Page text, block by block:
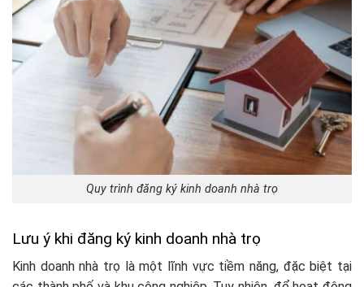
Quy trình đăng ký kinh doanh nhà trọ
Lưu ý khi đăng ký kinh doanh nhà trọ
Kinh doanh nhà trọ là một lĩnh vực tiềm năng, đặc biệt tại